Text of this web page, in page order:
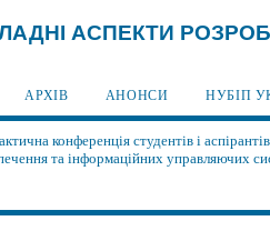
АСПЕКТИ
АРХІВ АНОНСИ НУБІП
конференція студентів і аспірантів.
та інформаційних управляючих